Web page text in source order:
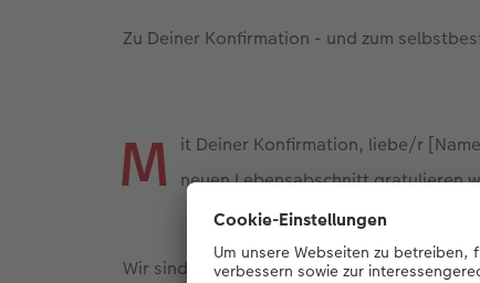
Zu Deiner Konfirmation - und zum
M it Deiner Konfirmation, liebe/r
neuen Lebensabschnitt gratulieren
Wir sind stolz auf Dich!